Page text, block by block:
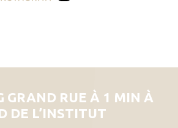
GRAND RUE À 1 MIN À
DE L’INSTITUT